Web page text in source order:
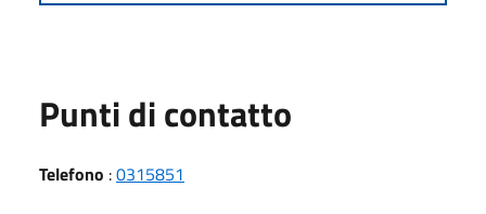
Punti di contatto
Telefono :0315851